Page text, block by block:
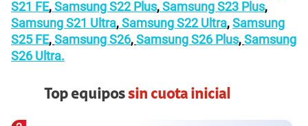
celulares Samsungque te pueden interesar:
Samsung S24 FE,Samsung S25,Samsung S25
Ultra,Samsung S23
Samsung S24 Plus,Samsung S22,Samsung S24
Samsung S23 Ultra
S21 FE
Samsung S23 Plus,